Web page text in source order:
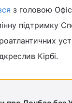
з головою
підтримку
Кірбі.